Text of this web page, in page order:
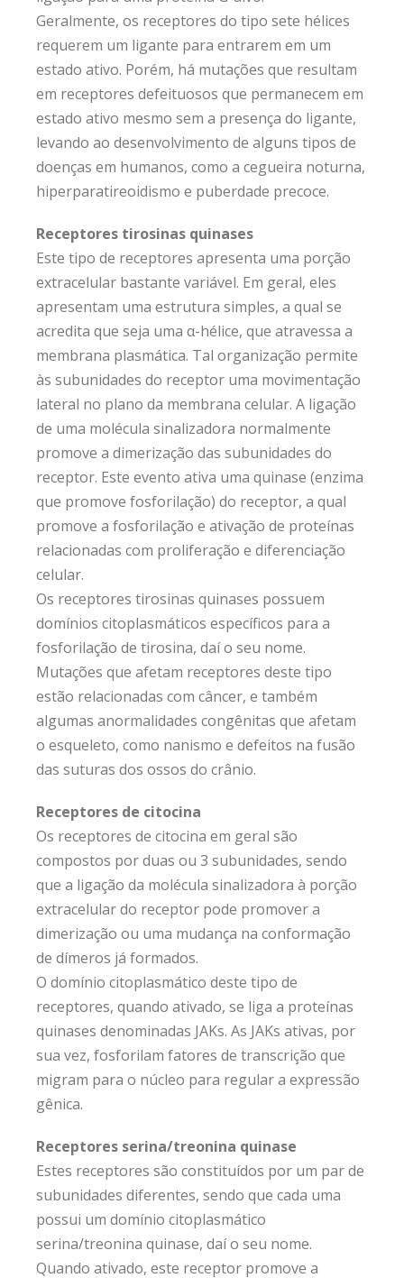
Geralmente, os receptores do tipo sete hélices
requerem um ligante para entrarem em um
estado ativo. Porém, há mutações que resultam
em receptores defeituosos que permanecem em
estado ativo mesmo sem a presença do ligante,
levando ao desenvolvimento de alguns tipos de
doenças em humanos, como a cegueira noturna,
hiperparatireoidismo e puberdade precoce.
Receptores tirosinas quinases
Este tipo de receptores apresenta uma porção
extracelular bastante variável. Em geral, eles
apresentam uma estrutura simples, a qual se
acredita que seja uma α-hélice, que atravessa a
membrana plasmática. Tal organização permite
às subunidades do receptor uma movimentação
lateral no plano da membrana celular. A ligação
de uma molécula sinalizadora normalmente
promove a dimerização das subunidades do
receptor. Este evento ativa uma quinase (enzima
que promove fosforilação) do receptor, a qual
promove a fosforilação e ativação de proteínas
relacionadas com proliferação e diferenciação
celular.
Os receptores tirosinas quinases possuem
domínios citoplasmáticos específicos para a
fosforilação de tirosina, daí o seu nome.
Mutações que afetam receptores deste tipo
estão relacionadas com câncer, e também
algumas anormalidades congênitas que afetam
o esqueleto, como nanismo e defeitos na fusão
das suturas dos ossos do crânio.
Receptores de citocina
Os receptores de citocina em geral são
compostos por duas ou 3 subunidades, sendo
que a ligação da molécula sinalizadora à porção
extracelular do receptor pode promover a
dimerização ou uma mudança na conformação
de dímeros já formados.
O domínio citoplasmático deste tipo de
receptores, quando ativado, se liga a proteínas
quinases denominadas JAKs. As JAKs ativas, por
sua vez, fosforilam fatores de transcrição que
migram para o núcleo para regular a expressão
gênica.
Receptores serina/treonina quinase
Estes receptores são constituídos por um par de
subunidades diferentes, sendo que cada uma
possui um domínio citoplasmático
serina/treonina quinase, daí o seu nome.
Quando ativado, este receptor promove a